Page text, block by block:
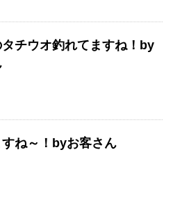
チウオ釣れてますね！by
ね～！byお客さん